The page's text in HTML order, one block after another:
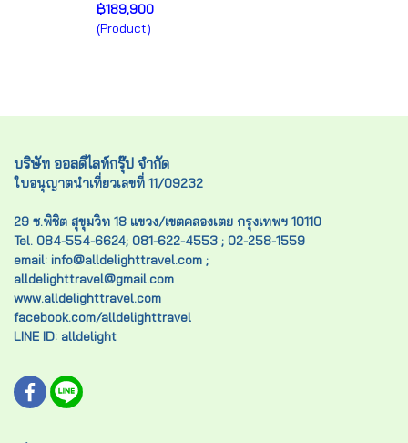
฿189,900
(Product)
บริษัท ออลดีไลท์กรุ๊ป จำกัด
ใบอนุญาตนำเที่ยวเลขที่ 11/09232
29 ซ.พิชิต สุขุมวิท 18 แขวง/เขตคลองเตย กรุงเทพฯ 10110
Tel. 084-554-6624; 081-622-4553 ; 02-258-1559
email: info@alldelighttravel.com ;
alldelighttravel@gmail.com
www.alldelighttravel.com
facebook.com/alldelighttravel
LINE ID: alldelight